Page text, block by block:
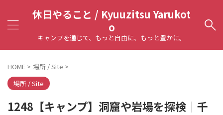
休日やること / Kyuuzitsu Yarukot
o
キャンプを通じて、もっと自由に、もっと豊かに。
HOME > 場所 / Site >
場所 / Site
1248【キャンプ】洞窟や岩場を探検｜千